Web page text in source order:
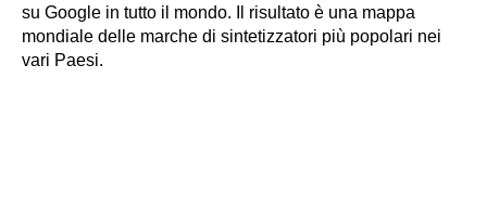
su Google in tutto il mondo. Il risultato è una mappa
mondiale delle marche di sintetizzatori più popolari nei
vari Paesi.